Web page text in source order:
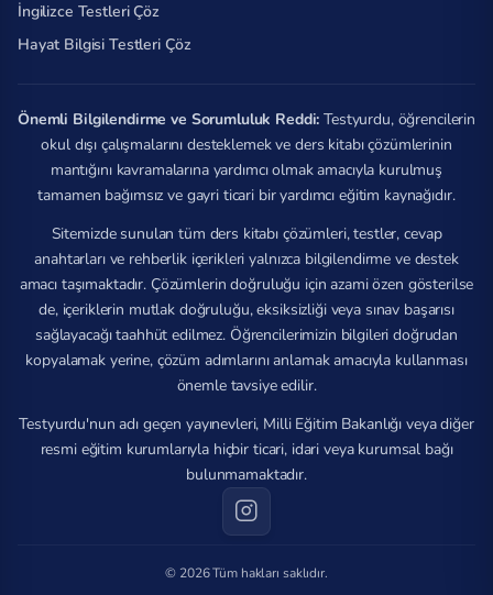
İngilizce Testleri Çöz
Hayat Bilgisi Testleri Çöz
Önemli Bilgilendirme ve Sorumluluk Reddi: Testyurdu, öğrencilerin
okul dışı çalışmalarını desteklemek ve ders kitabı çözümlerinin
mantığını kavramalarına yardımcı olmak amacıyla kurulmuş
tamamen bağımsız ve gayri ticari bir yardımcı eğitim kaynağıdır.
Sitemizde sunulan tüm ders kitabı çözümleri, testler, cevap
anahtarları ve rehberlik içerikleri yalnızca bilgilendirme ve destek
amacı taşımaktadır. Çözümlerin doğruluğu için azami özen gösterilse
de, içeriklerin mutlak doğruluğu, eksiksizliği veya sınav başarısı
sağlayacağı taahhüt edilmez. Öğrencilerimizin bilgileri doğrudan
kopyalamak yerine, çözüm adımlarını anlamak amacıyla kullanması
önemle tavsiye edilir.
Testyurdu'nun adı geçen yayınevleri, Milli Eğitim Bakanlığı veya diğer
resmi eğitim kurumlarıyla hiçbir ticari, idari veya kurumsal bağı
bulunmamaktadır.
© 2026 Tüm hakları saklıdır.